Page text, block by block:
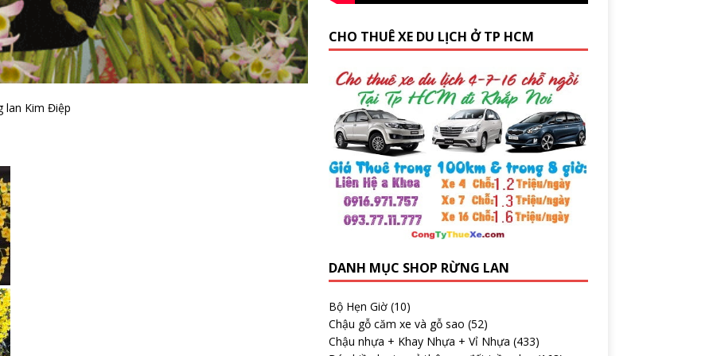
lan Kim Điệp
CHO THUÊ XE DU LỊCH Ở TP HCM
DANH MỤC SHOP RỪNG LAN
Bộ Hẹn Giờ (10)
Chậu gỗ căm xe và gỗ sao (52)
Chậu nhựa + Khay Nhựa + Vỉ Nhựa (433)